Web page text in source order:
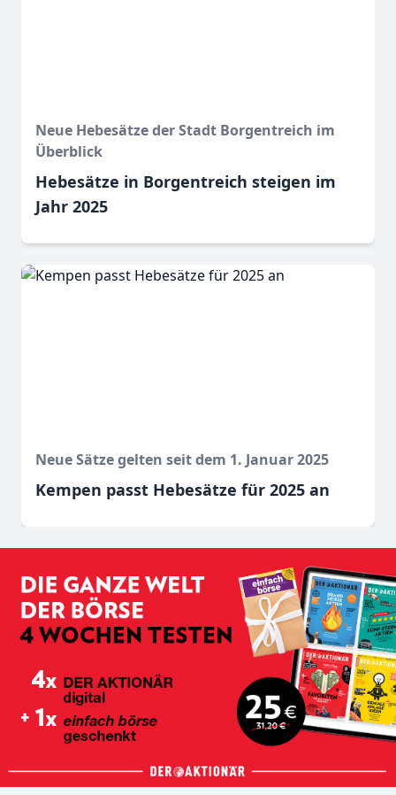
Neue Hebesätze der Stadt Borgentreich im
Überblick
Hebesätze in Borgentreich steigen im
Jahr 2025
Neue Sätze gelten seit dem 1. Januar 2025
Kempen passt Hebesätze für 2025 an